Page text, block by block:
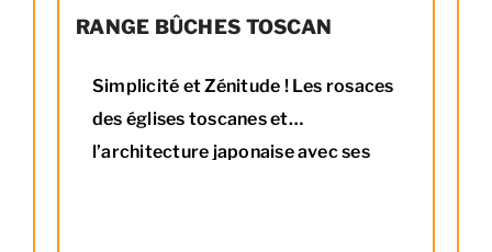
RANGE BÛCHES TOSCAN
Simplicité et Zénitude ! Les rosaces
des églises toscanes et
l’architecture japonaise avec ses